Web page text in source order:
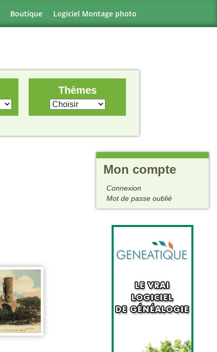
Boutique Logiciel Montage photo
Thèmes
Mon compte
Connexion
Mot de passe oublié